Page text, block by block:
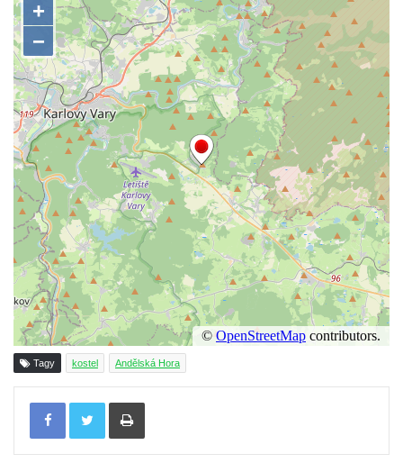
Teplic
Kaple svatého Jana Nepomuckého ve
Štěrbině
Kostel svatých Šimona a Judy v
Zabrušanech
Heymannova kaple v Havířské ulici v
Duchcově
Kaple svaté Barbory v sadech Rudé
armády v Duchcově
Kaple Panny Marie Pomocné na hřbitově v
Duchcově
Kaple v Želénkách
Hřbitovní kaple u městského hřbitova ve
Šluknově
Tříkrálová kaple u Rybniště
Chřibské
Tagy kostel Andělská Hora
Tisknout